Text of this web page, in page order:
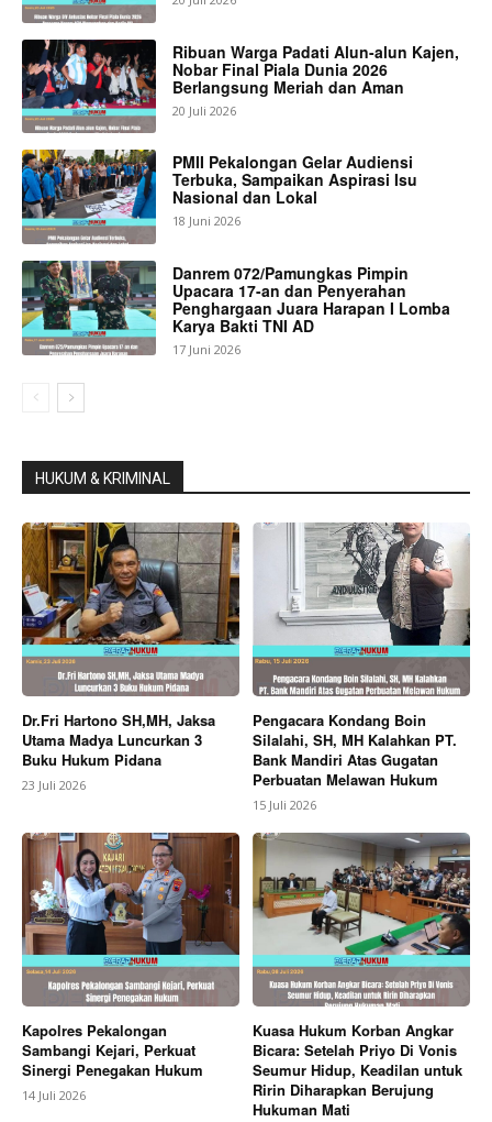
Ribuan Warga Padati Alun-alun Kajen,
Nobar Final Piala Dunia 2026
Berlangsung Meriah dan Aman
20 Juli 2026
PMII Pekalongan Gelar Audiensi
Terbuka, Sampaikan Aspirasi Isu
Nasional dan Lokal
18 Juni 2026
Danrem 072/Pamungkas Pimpin
Upacara 17-an dan Penyerahan
Penghargaan Juara Harapan I Lomba
Karya Bakti TNI AD
17 Juni 2026
HUKUM & KRIMINAL
Dr.Fri Hartono SH,MH, Jaksa
Utama Madya Luncurkan 3
Buku Hukum Pidana
23 Juli 2026
Pengacara Kondang Boin
Silalahi, SH, MH Kalahkan PT.
Bank Mandiri Atas Gugatan
Perbuatan Melawan Hukum
15 Juli 2026
Kapolres Pekalongan
Sambangi Kejari, Perkuat
Sinergi Penegakan Hukum
14 Juli 2026
Kuasa Hukum Korban Angkar
Bicara: Setelah Priyo Di Vonis
Seumur Hidup, Keadilan untuk
Ririn Diharapkan Berujung
Hukuman Mati